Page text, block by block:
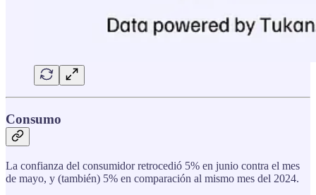
Consumo
La confianza del consumidor retrocedió 5% en junio contra el mes
de mayo, y (también) 5% en comparación al mismo mes del 2024.